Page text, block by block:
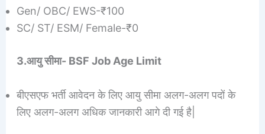
Gen/ OBC/ EWS-₹100
SC/ ST/ ESM/ Female-₹0
3.आयु सीमा- BSF Job Age Limit
बीएसएफ भर्ती आवेदन के लिए आयु सीमा अलग-अलग पदों के
लिए अलग-अलग अधिक जानकारी आगे दी गई है|